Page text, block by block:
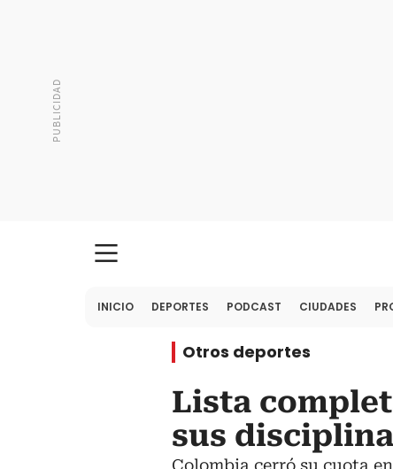
INICIO DEPORTES PODCAST CIUDADES
Otros deportes
Lista
sus
Colombia cerró su cuota